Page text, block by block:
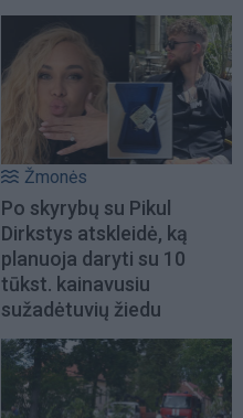
Žmonės
Po skyrybų su Pikul
Dirkstys atskleidė, ką
planuoja daryti su 10
tūkst. kainavusiu
sužadėtuvių žiedu